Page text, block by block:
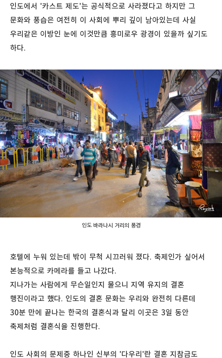
인도에서 '카스트 제도'는 공식적으로 사라졌다고 하지만 그
문화와 풍습은 여전히 이 사회에 뿌리 깊이 남아있는데 사실
우리같은 이방인 눈에 이것만큼 흥미로우 광경이 있을까 싶기도
하다.
인도 바라나시 거리의 풍경
호텔에 누워 있는데 밖이 무척 시끄러워 졌다. 축제인가 싶어서
본능적으로 카메라를 들고 나갔다.
지나가는 사람에게 무슨일인지 물으니 지역 유지의 결혼
행진이라고 했다. 인도의 결혼 문화는 우리와 완전히 다른데
30분 만에 끝나는 한국의 결혼식과 달리 이곳은 3일 동안
축제처럼 결혼식을 진행한다.
인도 사회의 문제중 하나인 신부의 '다우리'란 결혼 지참금도